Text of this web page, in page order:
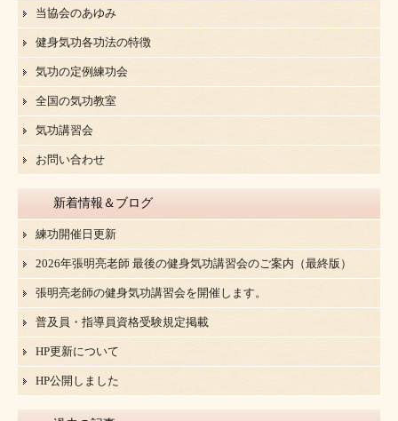
当協会のあゆみ
健身気功各功法の特徴
気功の定例練功会
全国の気功教室
気功講習会
お問い合わせ
新着情報＆ブログ
練功開催日更新
2026年張明亮老師 最後の健身気功講習会のご案内（最終版）
張明亮老師の健身気功講習会を開催します。
普及員・指導員資格受験規定掲載
HP更新について
HP公開しました